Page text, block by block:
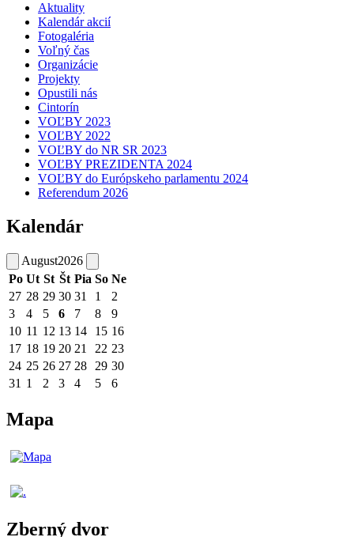
Aktuality
Kalendár akcií
Fotogaléria
Voľný čas
Organizácie
Projekty
Opustili nás
Cintorín
VOĽBY 2023
VOĽBY 2022
VOĽBY do NR SR 2023
VOĽBY PREZIDENTA 2024
VOĽBY do Európskeho parlamentu 2024
Referendum 2026
Kalendár
August2026
Po Ut St Št Pia So Ne
27 28 29 30 31 1
2
3
4 5 6 7 8
9
10 11 12 13 14 15 16
17 18 19 20 21 22 23
24 25 26 27 28 29 30
31 1 2 3 4 5 6
Mapa
Zberný dvor